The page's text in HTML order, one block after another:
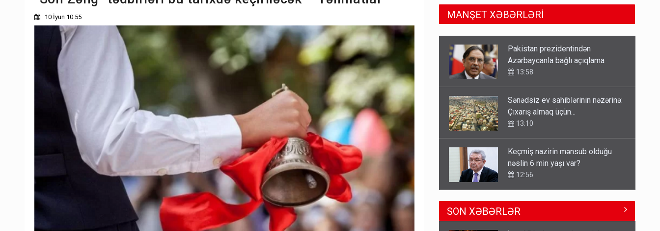
10 İyun 10:55 MANŞET XƏBƏRLƏRİ
Sənədsiz ev sahiblərinin nəzərinə:
Çıxarış almaq üçün...
13:10
Keçmiş nazirin mənsub olduğu
nəslin 6 min yaşı var?
12:56
Britaniya Səfirliyi Vaşinqton
razılaşmasının ildönümü ilə bağlı
bəyanat yaydı
Paşinyan Əliyevə zəng
etməsindən danışdı
SON XƏBƏRLƏR